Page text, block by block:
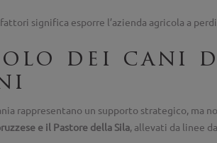
significa esporre l’azienda agricola a
dei cani
rappresentano un supporto strategico, ma
e il Pastore della Sila, allevati da linee